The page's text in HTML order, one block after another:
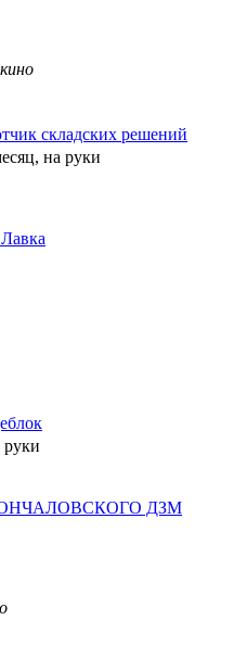
складских решений
на руки
руки
ДЗМ